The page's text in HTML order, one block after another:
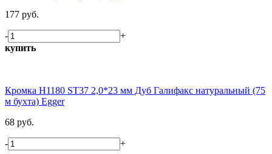
177 руб.
-
+
купить
Кромка H1180 ST37 2,0*23 мм Дуб Галифакс натуральный (75
м бухта) Egger
68 руб.
-
+